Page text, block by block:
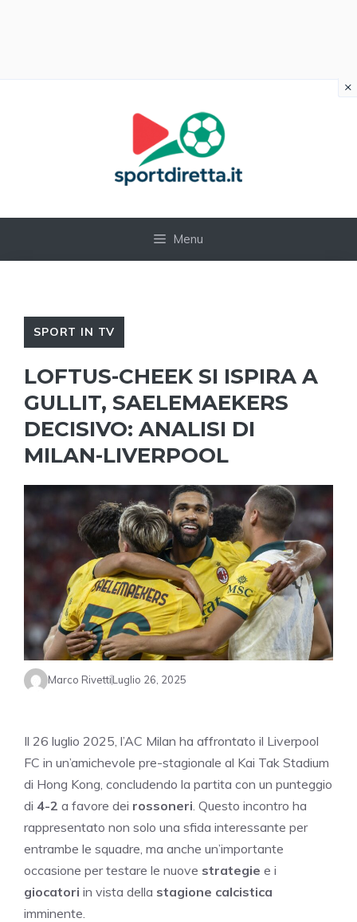
Menu
SPORT IN TV
LOFTUS-CHEEK SI ISPIRA A
GULLIT, SAELEMAEKERS
DECISIVO: ANALISI DI
MILAN-LIVERPOOL
Marco RivettiLuglio 26, 2025
Il 26 luglio 2025, l’AC Milan ha affrontato il Liverpool
FC in un’amichevole pre-stagionale al Kai Tak Stadium
di Hong Kong, concludendo la partita con un punteggio
di 4-2 a favore dei rossoneri . Questo incontro ha
rappresentato non solo una sfida interessante per
entrambe le squadre, ma anche un’importante
occasione per testare le nuove strategie e i
giocatori in vista della stagione calcistica
imminente.
×